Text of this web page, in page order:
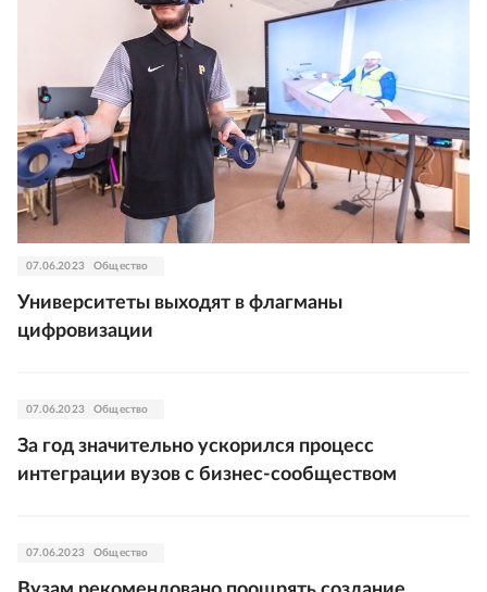
07.06.2023 Общество
Университеты выходят в флагманы
цифровизации
07.06.2023 Общество
За год значительно ускорился процесс
интеграции вузов с бизнес-сообществом
07.06.2023 Общество